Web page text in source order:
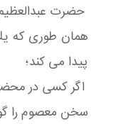
حضرت
همان طوری كه
پیدا می كند؛
اگر كسی در
سخن معصوم را